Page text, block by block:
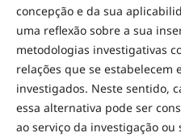
concepção e da sua
uma reflexão sobre a sua
metodologias investigativas
relações que se estabelecem
investigados. Neste sentido,
essa alternativa pode ser
ao serviço da investigação ou